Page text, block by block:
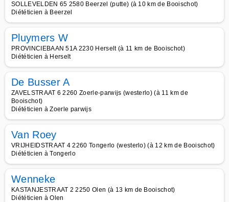
SOLLEVELDEN 65 2580 Beerzel (putte) (à 10 km de Booischot)
Diététicien à Beerzel
Pluymers W
PROVINCIEBAAN 51A 2230 Herselt (à 11 km de Booischot)
Diététicien à Herselt
De Busser A
ZAVELSTRAAT 6 2260 Zoerle-parwijs (westerlo) (à 11 km de
Booischot)
Diététicien à Zoerle parwijs
Van Roey
VRIJHEIDSTRAAT 4 2260 Tongerlo (westerlo) (à 12 km de Booischot)
Diététicien à Tongerlo
Wenneke
KASTANJESTRAAT 2 2250 Olen (à 13 km de Booischot)
Diététicien à Olen